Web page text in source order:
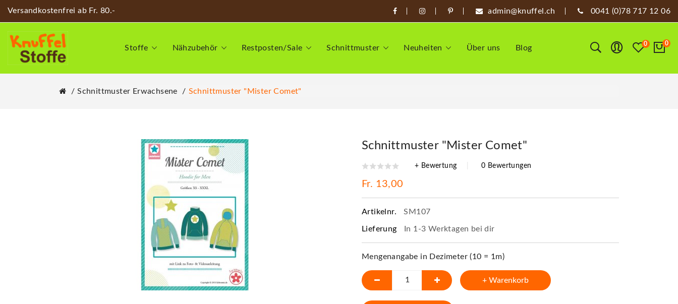
Versandkostenfrei ab Fr. 80.- admin@knuffel.ch 0041 (0)78 717 12 06
Stoffe Nähzubehör Restposten/Sale Schnittmuster Neuheiten Über uns Blog 0 0
Schnittmuster Erwachsene Schnittmuster "Mister Comet"
Schnittmuster "Mister Comet"
+ Bewertung 0 Bewertungen
Fr. 13,00
Artikelnr. SM107
Lieferung In 1-3 Werktagen bei dir
Mengenangabe in Dezimeter (10 = 1m)
+ Warenkorb